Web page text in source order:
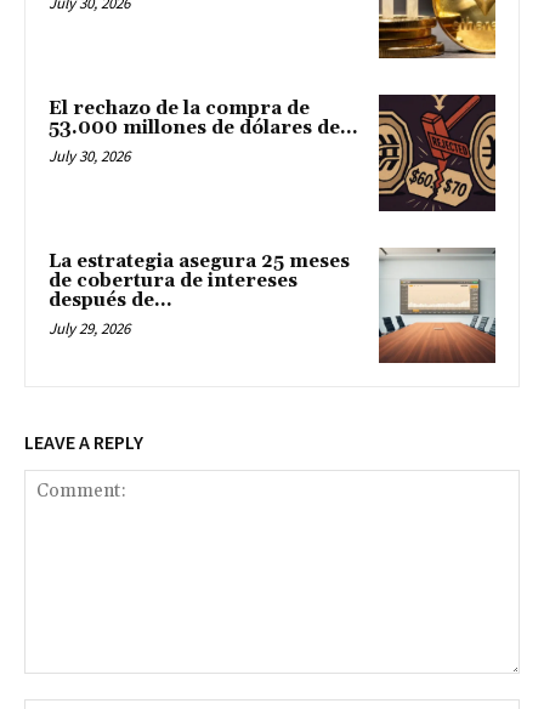
El rechazo de la compra de
53.000 millones de dólares de...
July 30, 2026
La estrategia asegura 25 meses
de cobertura de intereses
después de...
July 29, 2026
LEAVE A REPLY